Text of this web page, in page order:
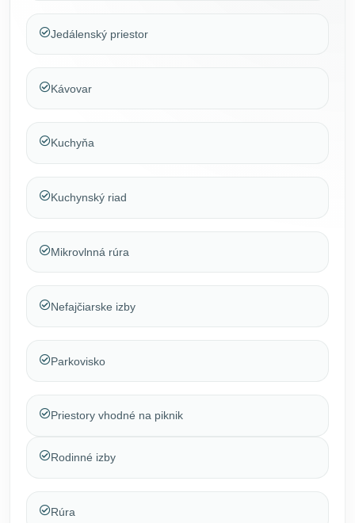
Jedálenský priestor
Kávovar
Kuchyňa
Kuchynský riad
Mikrovlnná rúra
Nefajčiarske izby
Parkovisko
Priestory vhodné na piknik
Rodinné izby
Rúra